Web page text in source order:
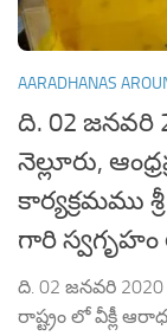
AARADHANAS
ది. 02 జనవరి
నెల్లూరు,
కార్యక్రమము
గారి
ది. 02 జనవరి 2020
రాష్ట్రం లో వీక్లీ